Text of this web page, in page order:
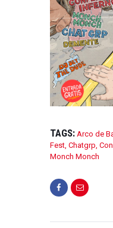
TAGS: Arco de
Fest, Chatgrp,
Monch Monch